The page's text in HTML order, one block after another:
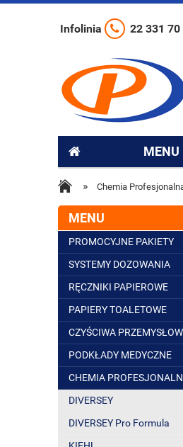
Infolinia 22 331 70
MENU
» Chemia
MENU
PROMOCYJNE PAKIETY
SYSTEMY DOZOWANIA
RĘCZNIKI PAPIEROWE
PAPIERY TOALETOWE
CZYŚCIWA
PODKŁADY MEDYCZNE
CHEMIA
DIVERSEY
DIVERSEY Pro Formula